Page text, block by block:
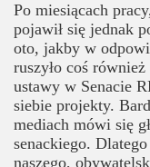
Po miesiącach
pojawił się jednak
oto, jakby w
ruszyło coś
ustawy w Senacie
siebie projekty.
mediach mówi się
senackiego.
naszego,